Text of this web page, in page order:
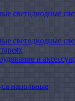
светодиодные
светодиодные
и
напольные